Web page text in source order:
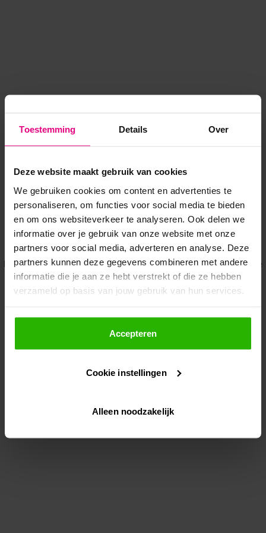
Toestemming Details Over
Deze website maakt gebruik van cookies
We gebruiken cookies om content en advertenties te
personaliseren, om functies voor social media te bieden
en om ons websiteverkeer te analyseren. Ook delen we
informatie over je gebruik van onze website met onze
partners voor social media, adverteren en analyse. Deze
partners kunnen deze gegevens combineren met andere
informatie die je aan ze hebt verstrekt of die ze hebben
verzameld op basis van jouw gebruik van hun services.
Als je op "Accepteer" klikt, dan geef je Voordeeluitjes.nl
toestemming om cookies voor social media en
gepersonaliseerde advertenties te plaatsen.
Lees hier meer over in onsprivacybeleid
Via "Cookie instellingen" kun je ook zelf instellen welke
Accepteren
Cookie instellingen
Alleen noodzakelijk
Application error: a client-side exception has occurred while
loadingwww.voordeeluitjes.nl (see the browser console for more
information).